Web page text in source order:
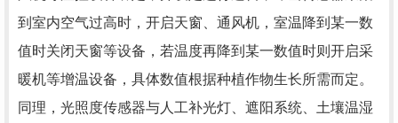
到室内空气过高时，开启天窗、通风机，室温降到某一数
值时关闭天窗等设备，若温度再降到某一数值时则开启采
暖机等增温设备，具体数值根据种植作物生长所需而定。
同理，光照度传感器与人工补光灯、遮阳系统、土壤温湿